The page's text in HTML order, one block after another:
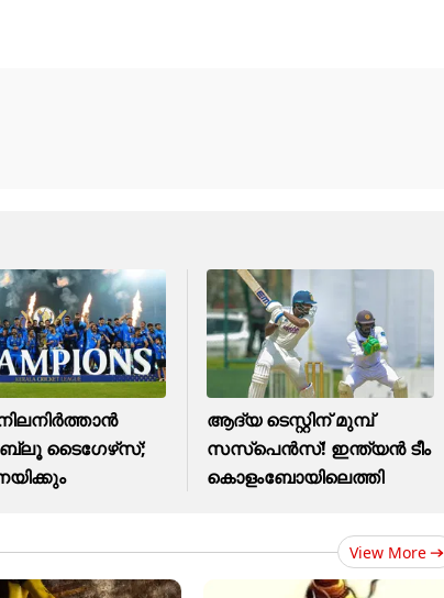
നിലനിര്‍ത്താന്‍
ബ്ലൂ ടൈഗേഴ്‌സ്;
ആദ്യ ടെസ്റ്റിന് മുമ്പ്
സസ്‌പെന്‍സ്! ഇന്ത്യന്‍ ടീം
കൊളംബോയിലെത്തി
View More